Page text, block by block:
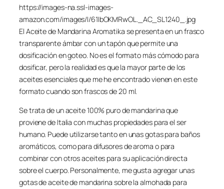
https://images-na.ssl-images-
amazon.com/images/I/61IbOKMRwOL._AC_SL1240_.jpg
El Aceite de Mandarina Aromatika se presenta en un frasco
transparente ámbar con un tapón que permite una
dosificación en goteo. No es el formato más cómodo para
dosificar, pero la realidad es que la mayor parte de los
aceites esenciales que me he encontrado vienen en este
formato cuando son frascos de 20 ml.
Se trata de un aceite 100% puro de mandarina que
proviene de Italia con muchas propiedades para el ser
humano. Puede utilizarse tanto en unas gotas para baños
aromáticos, como para difusores de aroma o para
combinar con otros aceites para su aplicación directa
sobre el cuerpo. Personalmente, me gusta agregar unas
gotas de aceite de mandarina sobre la almohada para